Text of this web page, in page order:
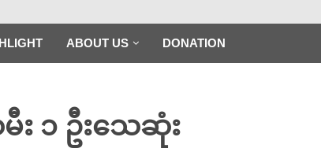
ABOUT US DONATION
၁ ဦးသေဆုံး